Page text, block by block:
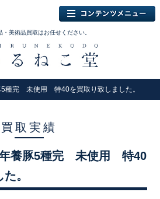
・美術品買取はお任せください。
完 未使用 特40を買取り致しました。
買取実績
養豚5種完 未使用 特40
。